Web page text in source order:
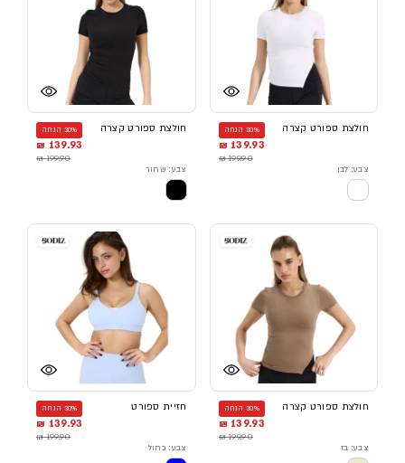
חולצת ספורט קצרה 30% הנחה
139.93 ₪
199.90 ₪
צבע: לבן
חולצת ספורט קצרה 30% הנחה
139.93 ₪
199.90 ₪
צבע: שחור
חולצת ספורט קצרה 30% הנחה
139.93 ₪
199.90 ₪
צבע: בז
חזיית ספורט 30% הנחה
139.93 ₪
199.90 ₪
צבע: כחול